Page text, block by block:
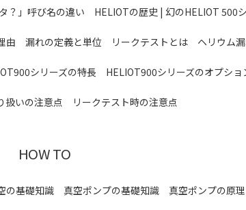
？」呼び名の違い HELIOTの歴史 | 幻のHELIOT 500
由 漏れの定義と単位 リークテストとは ヘリウム
シリーズの特長 HELIOT900シリーズのオプショ
扱いの注意点 リークテスト時の注意点
HOW TO
の基礎知識 真空ポンプの基礎知識 真空ポンプの原